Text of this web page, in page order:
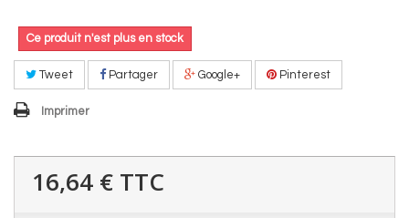
Ce produit n'est plus en stock
Tweet Partager Google+ Pinterest
Imprimer
16,64 € TTC